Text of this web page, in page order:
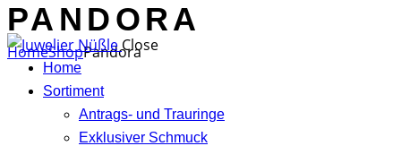
PANDORA
HomeShopPandoraClose
Home
Sortiment
Antrags- und Trauringe
Exklusiver Schmuck